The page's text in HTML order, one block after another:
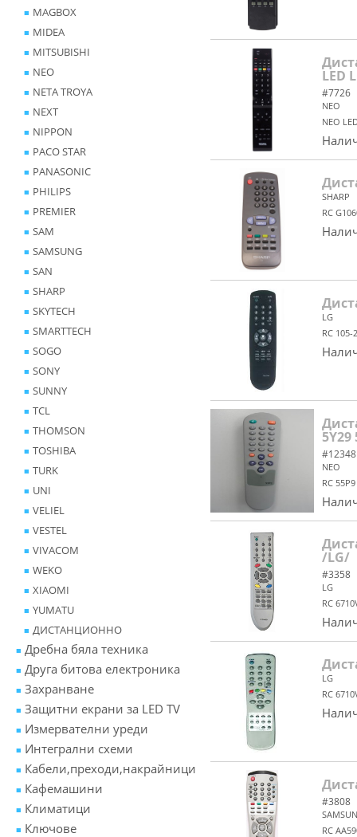
MAGBOX
MIDEA
MITSUBISHI
NEO
NETA TROYA
NEXT
NIPPON
PACO STAR
PANASONIC
PHILIPS
PREMIER
SAM
SAMSUNG
SAN
SHARP
SKYTECH
SMARTTECH
SOGO
SONY
SUNNY
TCL
THOMSON
TOSHIBA
TURK
UNI
VELIEL
VESTEL
VIVACOM
WEKO
XIAOMI
YUMATU
ДИСТАНЦИОННО
Дребна бяла техника
Друга битова електроника
Захранване
Защитни екрани за LED TV
Измервателни уреди
Интегрални схеми
Кабели,преходи,накрайници
Кафемашини
Климатици
Ключове
LED
#7726
NEO
NEO
SHARP
RC
LG
RC 105-
5Y29
#12348
NEO
RC 55P9
/LG/
#3358
LG
RC
LG
RC
#3808
RC